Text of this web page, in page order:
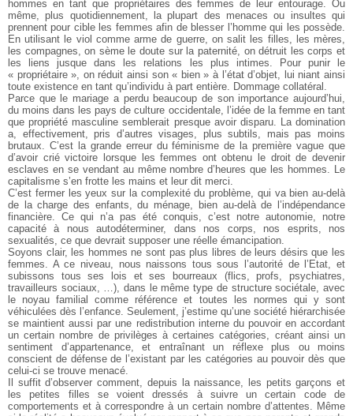
hommes en tant que propriétaires des femmes de leur entourage. Ou
même, plus quotidiennement, la plupart des menaces ou insultes qui
prennent pour cible les femmes afin de blesser l’homme qui les possède.
En utilisant le viol comme arme de guerre, on salit les filles, les mères,
les compagnes, on sème le doute sur la paternité, on détruit les corps et
les liens jusque dans les relations les plus intimes. Pour punirle
« propriétaire », on réduit ainsi son « bien » à l’état d’objet, lui niant ainsi
toute existence en tant qu’individu à part entière. Dommage collatéral.
Parce que le mariage a perdu beaucoup de son importance aujourd’hui,
du moins dans les pays de culture occidentale, l’idée de lafemme en tant
que propriété masculine semblerait presque avoir disparu.
La domination
a, effectivement, pris d’autres visages, plus subtils,
mais pas moins
brutaux. C’est la grande erreur du féminisme de la première vague que
d’avoir crié victoire lorsque les femmes ont obtenu le droit de devenir
esclaves en se vendant au même nombre d’heures que les hommes. Le
capitalisme s’en frotte les mains et leur dit merci.
C’est fermer les yeux sur la complexité du problème, qui vabien au-delà
de la charge des enfants, du ménage, bien au-delà de l’indépendance
financière. Ce qui n’a pas été conquis, c’est notre autonomie,
notre
capacité à nous autodéterminer, dans nos corps, nos esprits,
nos
sexualités, ce que devrait supposer une réelle émancipation.
Soyons clair, les hommes ne sont pas plus libres de leurs désirs que les
femmes. A ce niveau, nous naissons tous sous l’autorité de l’Etat, et
subissons tous ses lois et ses bourreaux (flics, profs, psychiatres,
travailleurs sociaux, …), dans le même type de structure sociétale, avec
le noyau familial comme référence et toutes les normes qui y sont
véhiculées dès l’enfance. Seulement, j’estime qu’une société hiérarchisée
se maintient aussi par une redistribution interne du pouvoiren accordant
un certain nombre de privilèges à certaines catégories,
créant ainsi un
sentiment d’appartenance, et entraînant un réflexe plus ou moins
conscient de défense de l’existant par les catégories au pouvoir dès que
celui-ci se trouve menacé.
Il suffit d’observer comment, depuis la naissance, les petits garçons et
les petites filles se voient dressés à suivre un certain code de
comportements et à correspondre à un certain nombre d’attentes.
Même